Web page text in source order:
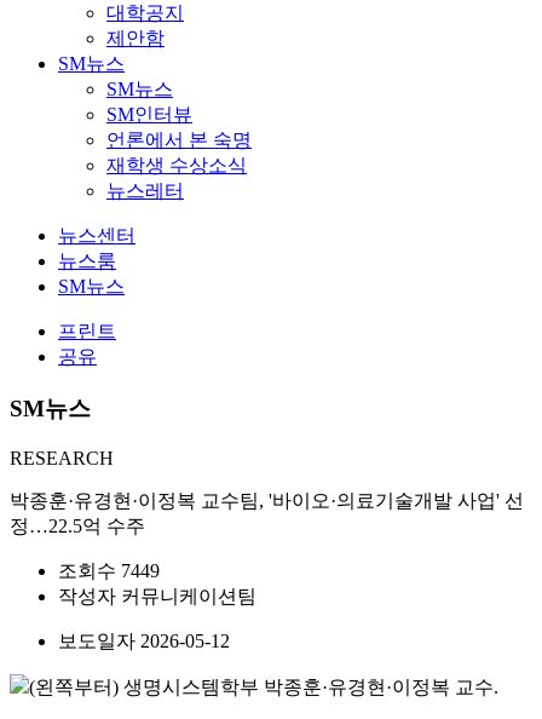
대학공지
제안함
SM뉴스
SM뉴스
SM인터뷰
언론에서 본 숙명
재학생 수상소식
뉴스레터
뉴스센터
뉴스룸
SM뉴스
프린트
공유
SM뉴스
RESEARCH
박종훈·유경현·이정복 교수팀, '바이오·의료기술개발 사업' 선
정…22.5억 수주
조회수 7449
작성자 커뮤니케이션팀
보도일자 2026-05-12
(왼쪽부터) 생명시스템학부 박종훈·유경현·이정복 교수.